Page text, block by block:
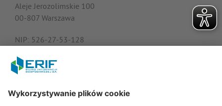
Aleje Jerozolimskie 100
00-807 Warszawa
NIP: 526-27-53-128
REGON: 015613573